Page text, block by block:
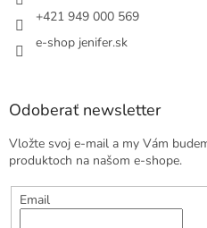
+421 949 000 569
e-shop jenifer.sk
Odoberať newsletter
Vložte svoj e-mail a my Vám
produktoch na našom e-shope.
Email